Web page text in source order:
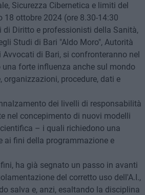
Sicurezza Cibernetica e limiti del
ottobre 2024 (ore 8.30-14:30
di Diritto e professionisti della Sanità,
Studi di Bari "Aldo Moro", Autorità
di Bari, si confronteranno nel
forte influenza anche sul mondo
procedure, dati e
dei livelli di responsabilità
nel concepimento di nuovi modelli
– i quali richiedono una
ai fini della programmazione e
ha già segnato un passo in avanti
del corretto uso dell'A.I.,
salva e, anzi, esaltando la disciplina